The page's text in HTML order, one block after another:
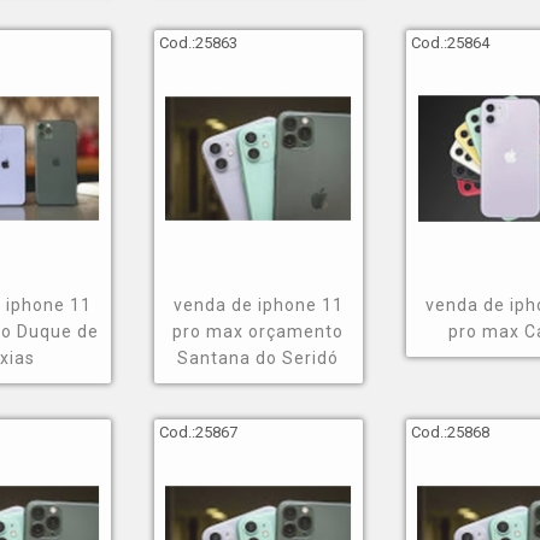
11
Duque de
Cod.:25863
venda de iphone 11
pro max orçamento
Santana do Seridó
Cod.:25864
venda de
pro max
Cod.:25867 Cod.:25868